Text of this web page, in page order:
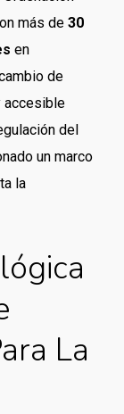
más de 30
en
de
accesible
del
un marco
la
La